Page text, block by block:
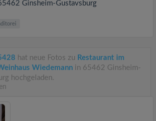
Ginsheim-Gustavsburg
hat neue Fotos zu Restaurant im
Wiedemann in 65462 Ginsheim-
hochgeladen.